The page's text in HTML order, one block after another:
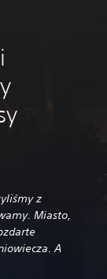
z
Miasto,
A